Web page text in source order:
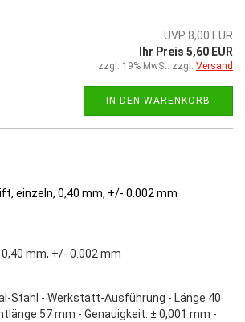
UVP 8,00 EUR
Ihr Preis 5,60 EUR
zzgl. 19% MwSt. zzgl. Versand
IN DEN WARENKORB
mm, +/- 0.002 mm
Stahl - Werkstatt-Ausführung - Länge 40
57 mm - Genauigkeit: ± 0,001 mm -